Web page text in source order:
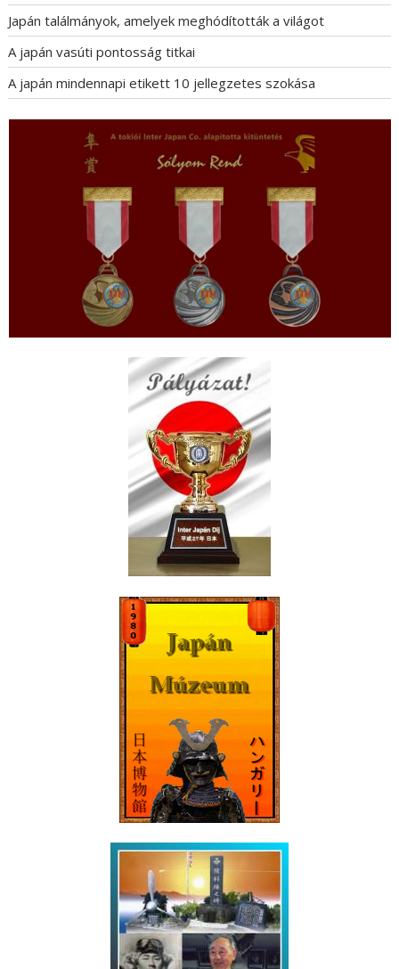
Japán találmányok, amelyek meghódították a világot
A japán vasúti pontosság titkai
A japán mindennapi etikett 10 jellegzetes szokása